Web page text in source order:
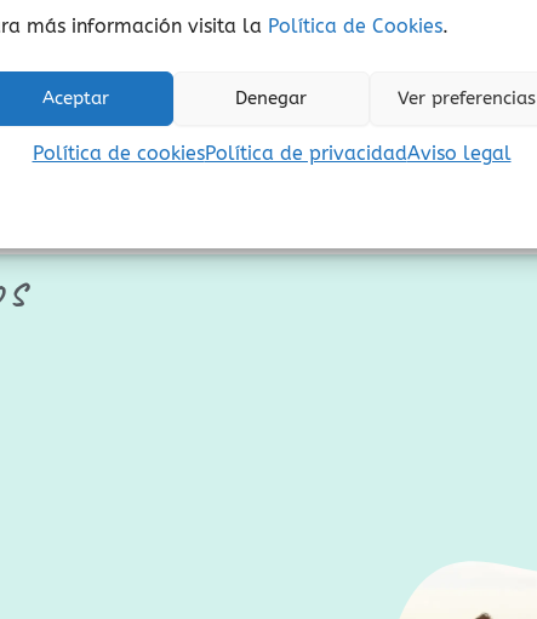
más información visita la Política de Cookies.
Aceptar Denegar Ver preferencias
Política de cookiesPolítica de privacidadAviso legal